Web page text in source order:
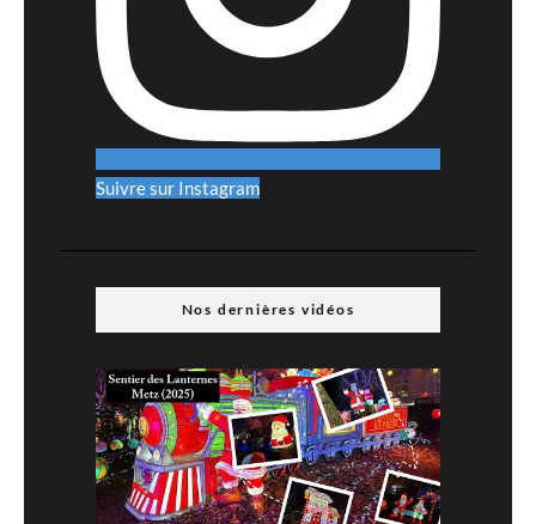
Suivre sur Instagram
Nos dernières vidéos